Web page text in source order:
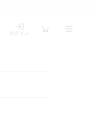
ログイン